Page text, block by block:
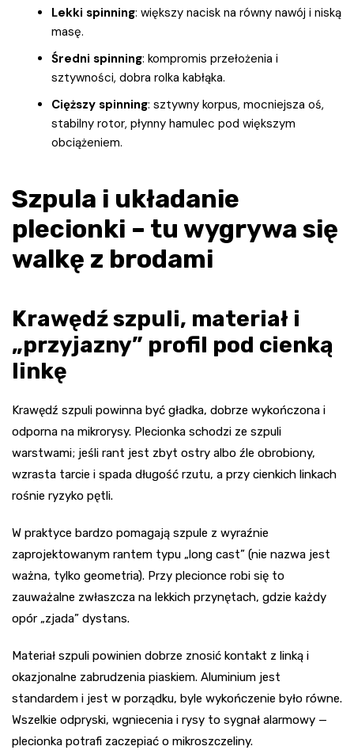
Lekki spinning: większy nacisk na równy nawój i niską
masę.
Średni spinning: kompromis przełożenia i
sztywności, dobra rolka kabłąka.
Cięższy spinning: sztywny korpus, mocniejsza oś,
stabilny rotor, płynny hamulec pod większym
obciążeniem.
Szpula i układanie
plecionki – tu wygrywa się
walkę z brodami
Krawędź szpuli, materiał i
„przyjazny” profil pod cienką
linkę
Krawędź szpuli powinna być gładka, dobrze wykończona i
odporna na mikrorysy. Plecionka schodzi ze szpuli
warstwami; jeśli rant jest zbyt ostry albo źle obrobiony,
wzrasta tarcie i spada długość rzutu, a przy cienkich linkach
rośnie ryzyko pętli.
W praktyce bardzo pomagają szpule z wyraźnie
zaprojektowanym rantem typu „long cast” (nie nazwa jest
ważna, tylko geometria). Przy plecionce robi się to
zauważalne zwłaszcza na lekkich przynętach, gdzie każdy
opór „zjada” dystans.
Materiał szpuli powinien dobrze znosić kontakt z linką i
okazjonalne zabrudzenia piaskiem. Aluminium jest
standardem i jest w porządku, byle wykończenie było równe.
Wszelkie odpryski, wgniecenia i rysy to sygnał alarmowy —
plecionka potrafi zaczepiać o mikroszczeliny.